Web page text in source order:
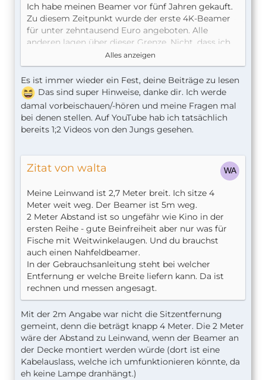
Ich habe meinen Beamer vor fünf Jahren gekauft.
Zu diesem Zeitpunkt wurde der erste 4K-Beamer
für unter zehntausend Euro angeboten. Alle
anderen lagen über dieser Grenze. Nicht, dass ich
da zugeschlagen hätte, ich habe mir etwas viel
Kleineres gegönnt. Ich will nur sagen, dass ich mir
nicht vorstellen kann, das der Gebrauchtmarkt
irgendwas Brauchbares anbietet - aber ich habe
nichts recherchiert.
Ich hatte damals null Plan von Beamern und habe
den auch heute noch nicht. Aber mit "null Plan"
Leinwand ist ein wichtiges Thema, von HDMI-CEC
habe ich erst gehört, als ich herausfand, dass mein
ich, die hätten vorne ein B vergessen, und WTF ist
ein Rolling Code?
Bei mir ist es Philips Screeneo
geworden, ein
einfacher 1080p-Beamer, der bei mir an einem
1080p-AppleTV hängt. Der geht schon halbwegs
gut, aber ich habe folgendes gelernt:
Lumen kann nur ersetzt werden durch mehr
Lumen. Mein Beamer macht 2000 Lumen, so
dass es im Raum absolut dunkel sein muss,
um darauf einen Film zu sehen. Sehr düstere
Filme machen darauf keinen Spaß. 2000
Lumen sind also viel zu wenig.
Die Leinwand kostet Geld und man kommt
nicht drum herum. Gute Leinwände können
Alles anzeigen
Es ist immer wieder ein Fest, deine Beiträge zu lesen
Das sind super Hinweise, danke dir. Ich werde
damal vorbeischauen/-hören und meine Fragen mal
bei denen stellen. Auf YouTube hab ich tatsächlich
bereits 1;2 Videos von den Jungs gesehen.
Zitat von walta
Meine Leinwand ist 2,7 Meter breit. Ich sitze 4
Meter weit weg. Der Beamer ist 5m weg.
2 Meter Abstand ist so ungefähr wie Kino in der
ersten Reihe - gute Beinfreiheit aber nur was für
Fische mit Weitwinkelaugen. Und du brauchst
auch einen Nahfeldbeamer.
In der Gebrauchsanleitung steht bei welcher
Entfernung er welche Breite liefern kann. Da ist
rechnen und messen angesagt.
Mit der 2m Angabe war nicht die Sitzentfernung
gemeint, denn die beträgt knapp 4 Meter. Die 2 Meter
wäre der Abstand zu Leinwand, wenn der Beamer an
der Decke montiert werden würde (dort ist eine
Kabelauslass, welche ich umfunktionieren könnte, da
eh keine Lampe dranhängt.)